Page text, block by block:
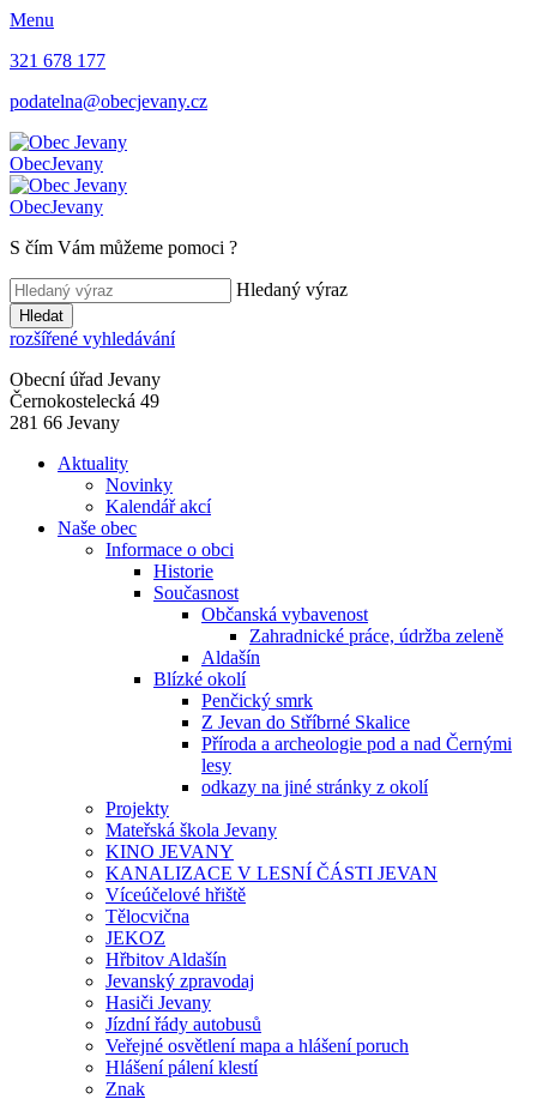
Menu
321 678 177
podatelna@obecjevany.cz
ObecJevany
ObecJevany
S čím Vám můžeme pomoci ?
Hledaný výraz
Hledat
rozšířené vyhledávání
Obecní úřad Jevany
Černokostelecká 49
281 66 Jevany
Aktuality
Novinky
Kalendář akcí
Naše obec
Informace o obci
Historie
Současnost
Občanská vybavenost
Zahradnické práce, údržba zeleně
Aldašín
Blízké okolí
Penčický smrk
Z Jevan do Stříbrné Skalice
Příroda a archeologie pod a nad Černými
lesy
odkazy na jiné stránky z okolí
Projekty
Mateřská škola Jevany
KINO JEVANY
KANALIZACE V LESNÍ ČÁSTI JEVAN
Víceúčelové hřiště
Tělocvična
JEKOZ
Hřbitov Aldašín
Jevanský zpravodaj
Hasiči Jevany
Jízdní řády autobusů
Veřejné osvětlení mapa a hlášení poruch
Hlášení pálení klestí
Znak